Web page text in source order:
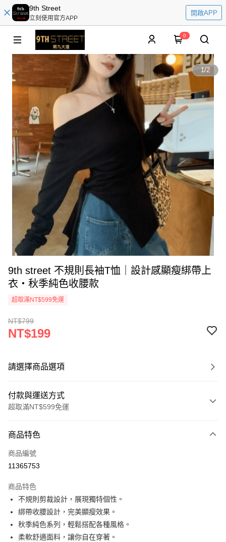
9th Street
立刻使用官方APP
開啟APP
0
1/2
9th street 不規則長袖T恤｜設計感顯瘦綁帶上
衣・秋季純色收腰款
超取滿NT$599免運
NT$799
NT$199
請選擇商品選項
付款與運送方式
超取滿NT$599免運
信用卡一次付款
超商取貨付款
運送方式
全家取貨付款
每筆NT$130，滿NT$599(含以上)免運費
商品特色
商品編號
11365753
商品特色
不規則剪裁設計，展現獨特個性。
綁帶收腰設計，完美顯瘦效果。
秋季純色系列，輕鬆搭配各種風格。
柔軟舒適面料，讓你自在穿著。